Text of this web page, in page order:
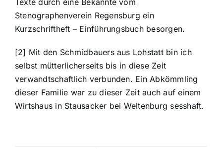
Stenographenverein Regensburg ein
Kurzschriftheft – Einführungsbuch besorgen.
[2] Mit den Schmidbauers aus Lohstatt bin ich
selbst mütterlicherseits bis in diese Zeit
verwandtschaftlich verbunden. Ein Abkömmling
dieser Familie war zu dieser Zeit auch auf einem
Wirtshaus in Stausacker bei Weltenburg sesshaft.